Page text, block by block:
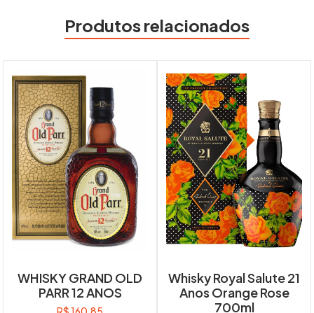
Produtos relacionados
WHISKY GRAND OLD
PARR 12 ANOS
Whisky Royal Salute 21
Anos Orange Rose
700ml